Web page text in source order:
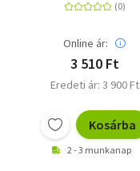
újrafelfedezése
Online ár:
3 510 Ft
Eredeti ár: 3 900 Ft
Kosárba
2 - 3 munkanap